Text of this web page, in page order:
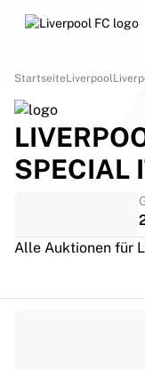
Now live
StartseiteLiverpool
SPECIAL
Alle Auktionen für